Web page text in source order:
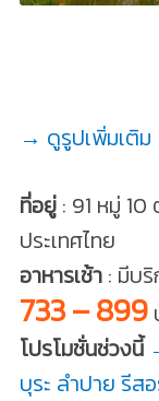
→ ดูรูปเพิ่มเติม
ที่อยู่: 91 หมู่ 10
ประเทศไทย
อาหารเช้า: มีบริ
733 – 899
โปรโมชั่นช่วงนี้
บุระ ลำปาย รีส